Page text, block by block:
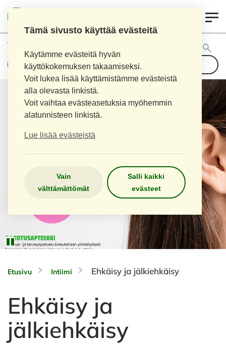
Tämä sivusto käyttää evästeitä
Käytämme evästeitä hyvän
käyttökokemuksen takaamiseksi.
Voit lukea lisää käyttämistämme evästeistä
alla olevasta linkistä.
Voit vaihtaa evästeasetuksia myöhemmin
alatunnisteen linkistä.
Lue lisää evästeistä
Vain
välttämättömät
Salli kaikki
evästeet
Tuotehaku:
Etusivu Intiimi Ehkäisy ja jälkiehkäisy
Ehkäisy ja
jälkiehkäisy